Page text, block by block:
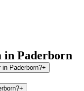
in Paderborn
Paderborn?+
+